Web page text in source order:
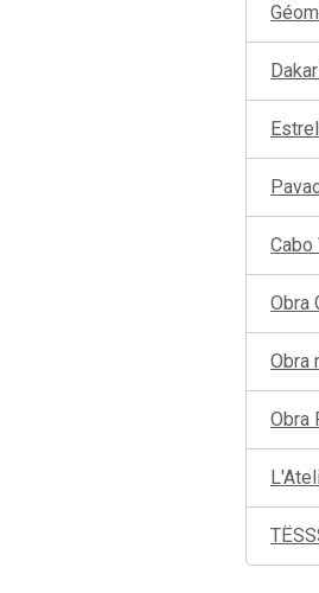
Cabo
Obra
Obra
Obra